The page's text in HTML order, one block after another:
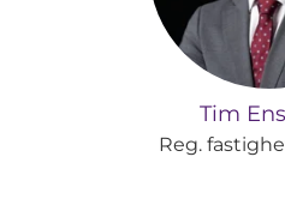
Tim
Reg.